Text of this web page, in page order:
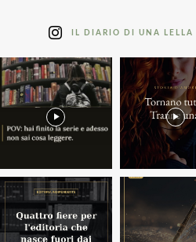
IL DIARIO DI UNA LELLA